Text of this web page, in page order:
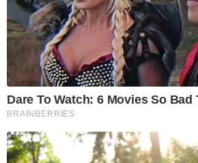
Dare To Watch: 6 Movies So Bad
BRAINBERRIES